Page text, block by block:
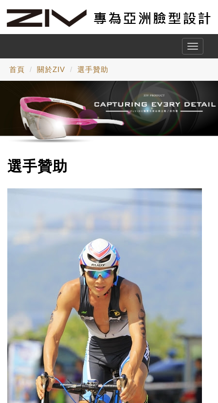
Toggle
首頁 關於ZIV 選手贊助
選手贊助